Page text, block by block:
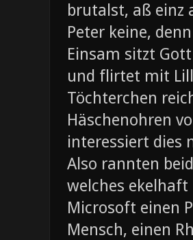
brutalst, aß einz
Peter keine,
Einsam sitzt
und flirtet mit
Töchterchen
Häschenohren
interessiert dies
Also rannten
welches
Microsoft einen
Mensch, einen